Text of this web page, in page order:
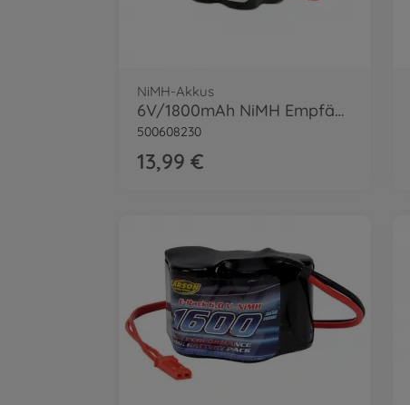
NiMH-Akkus
6V/1800mAh NiMH Empfängerakku Hump BEC
500608230
13,99 €